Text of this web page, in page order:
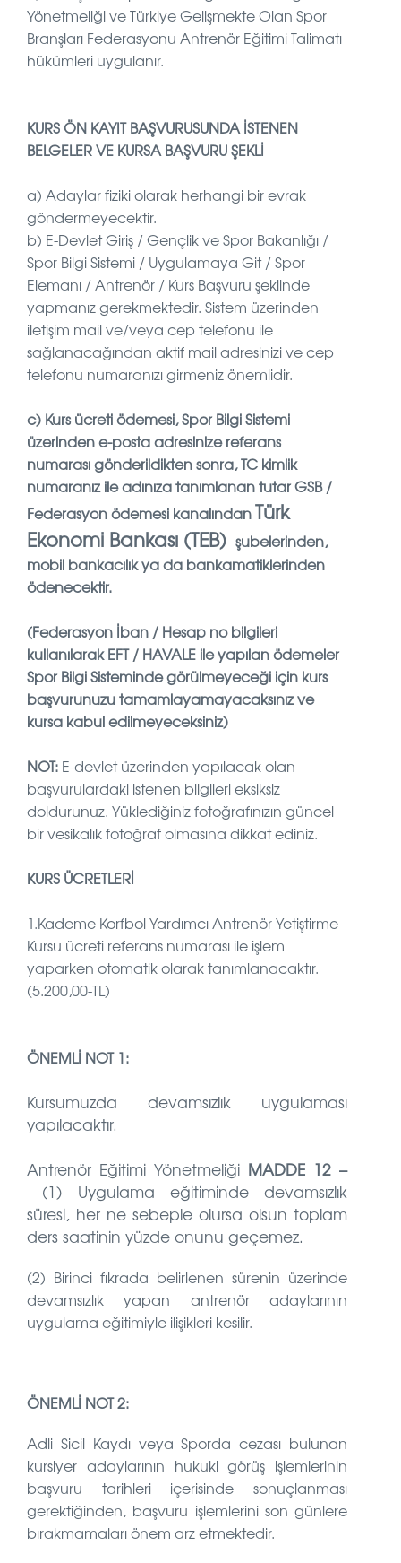
Yönetmeliği veTürkiye Gelişmekte Olan Spor
Branşları Federasyonu Antrenör Eğitimi Talimatı
hükümleri uygulanır.
KURS ÖN KAYIT BAŞVURUSUNDA İSTENEN
BELGELER VE KURSA BAŞVURU ŞEKLİ
a) Adaylar fiziki olarak herhangi bir evrak
göndermeyecektir.
b) E-Devlet Giriş / Gençlik ve Spor Bakanlığı /
Spor Bilgi Sistemi / Uygulamaya Git / Spor
Elemanı / Antrenör / Kurs Başvuru şeklinde
yapmanız gerekmektedir. Sistem üzerinden
iletişim mail ve/veya cep telefonu ile
sağlanacağından aktif mail adresinizi ve cep
telefonu numaranızı girmeniz önemlidir.
c) Kurs ücreti ödemesi, Spor Bilgi Sistemi
üzerinden e-posta adresinize referans
numarası gönderildikten sonra, TC kimlik
numaranız ile adınıza tanımlanan tutar GSB /
Federasyon ödemesi kanalındanTürk
Ekonomi Bankası (TEB) şubelerinden,
mobil bankacılık ya da bankamatiklerinden
ödenecektir.
(Federasyon İban / Hesap no bilgileri
kullanılarak EFT / HAVALE ile yapılan ödemeler
Spor Bilgi Sisteminde görülmeyeceği için kurs
başvurunuzu tamamlayamayacaksınız ve
kursa kabul edilmeyeceksiniz)
NOT: E-devlet üzerinden yapılacak olan
başvurulardaki istenen bilgileri eksiksiz
doldurunuz. Yüklediğiniz fotoğrafınızın güncel
bir vesikalık fotoğraf olmasına dikkat ediniz.
KURS ÜCRETLERİ
1.Kademe Korfbol Yardımcı Antrenör Yetiştirme
Kursu ücreti referans numarası ile işlem
yaparken otomatik olarak tanımlanacaktır.
(5.200,00-TL)
ÖNEMLİ NOT 1:
Kursumuzda devamsızlık uygulaması
yapılacaktır.
Antrenör Eğitimi Yönetmeliği MADDE 12 –
(1) Uygulama eğitiminde devamsızlık
süresi, her ne sebeple olursa olsun toplam
ders saatinin yüzde onunu geçemez.
(2) Birinci fıkrada belirlenen sürenin üzerinde
devamsızlık yapan antrenör adaylarının
uygulama eğitimiyle ilişikleri kesilir.
ÖNEMLİ NOT 2:
Adli Sicil Kaydı veya Sporda cezası bulunan
kursiyer adaylarının hukuki görüş işlemlerinin
başvuru tarihleri içerisinde sonuçlanması
gerektiğinden, başvuru işlemlerini son günlere
bırakmamaları önem arz etmektedir.